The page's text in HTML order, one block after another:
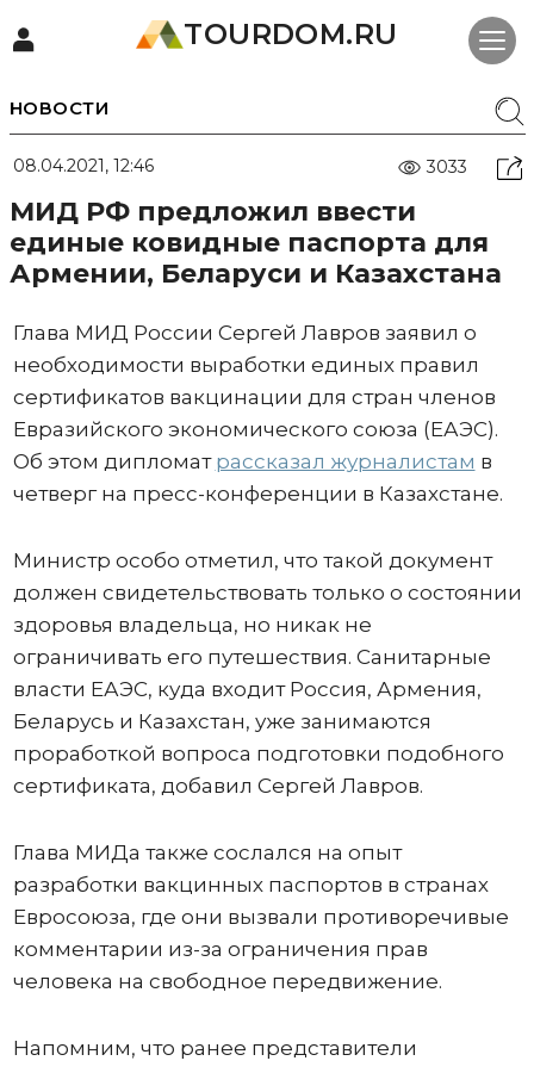
TOURDOM.RU
НОВОСТИ
08.04.2021, 12:46 3033
МИД РФ предложил ввести
единые ковидные паспорта для
Армении, Беларуси и Казахстана
Глава МИД России Сергей Лавров заявил о
необходимости выработки единых правил
сертификатов вакцинации для стран членов
Евразийского экономического союза (ЕАЭС).
Об этом дипломат рассказал журналистам в
четверг на пресс-конференции в Казахстане.
Министр особо отметил, что такой документ
должен свидетельствовать только о состоянии
здоровья владельца, но никак не
ограничивать его путешествия. Санитарные
власти ЕАЭС, куда входит Россия, Армения,
Беларусь и Казахстан, уже занимаются
проработкой вопроса подготовки подобного
сертификата, добавил Сергей Лавров.
Глава МИДа также сослался на опыт
разработки вакцинных паспортов в странах
Евросоюза, где они вызвали противоречивые
комментарии из-за ограничения прав
человека на свободное передвижение.
Напомним, что ранее представители